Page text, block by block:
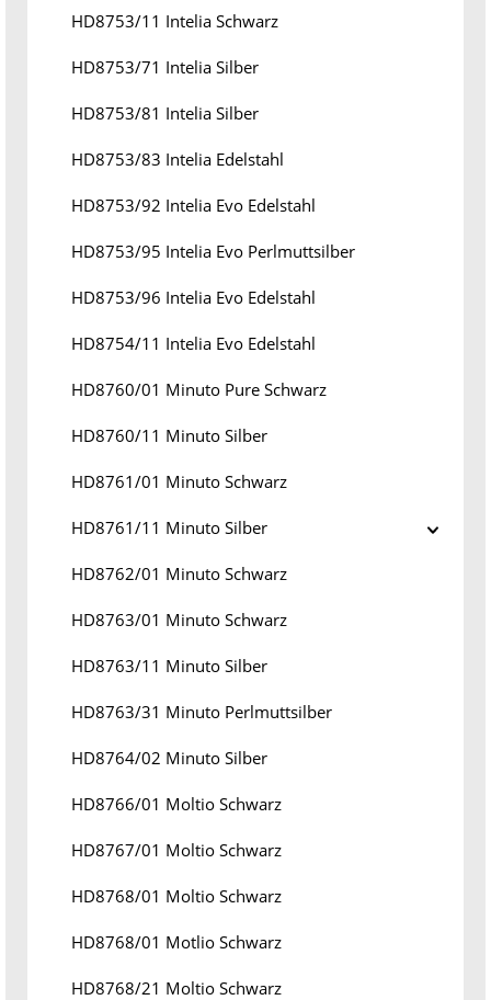
HD8753/11 Intelia Schwarz
HD8753/71 Intelia Silber
HD8753/81 Intelia Silber
HD8753/83 Intelia Edelstahl
HD8753/92 Intelia Evo Edelstahl
HD8753/95 Intelia Evo Perlmuttsilber
HD8753/96 Intelia Evo Edelstahl
HD8754/11 Intelia Evo Edelstahl
HD8760/01 Minuto Pure Schwarz
HD8760/11 Minuto Silber
HD8761/01 Minuto Schwarz
HD8761/11 Minuto Silber
HD8762/01 Minuto Schwarz
HD8763/01 Minuto Schwarz
HD8763/11 Minuto Silber
HD8763/31 Minuto Perlmuttsilber
HD8764/02 Minuto Silber
HD8766/01 Moltio Schwarz
HD8767/01 Moltio Schwarz
HD8768/01 Moltio Schwarz
HD8768/01 Motlio Schwarz
HD8768/21 Moltio Schwarz